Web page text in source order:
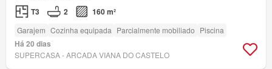
T3 2 160 m²
Garajem Cozinha equipada Parcialmente mobiliado Piscina
Há 20 dias
SUPERCASA - ARCADA VIANA DO CASTELO